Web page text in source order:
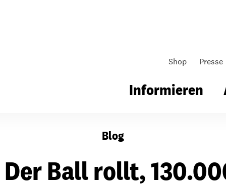
Shop Presse
Informieren
Wo wir arbeiten
für Schule & Jugend
Kollekten
Blog
Ball rollt,